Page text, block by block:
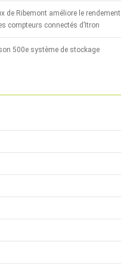
de Ribemont améliore le rendement
compteurs connectés d’Itron
500e système de stockage